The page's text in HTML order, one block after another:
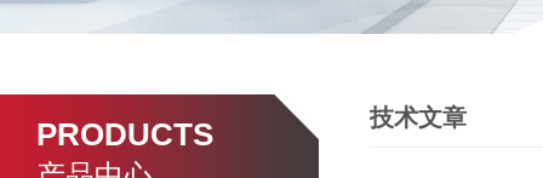
PRODUCTS 技术文章